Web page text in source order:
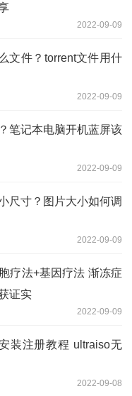
2022-09-09
文件？torrent文件用什
2022-09-09
笔记本电脑开机蓝屏该
2022-09-09
尺寸？图片大小如何调
2022-09-09
疗法+基因疗法 渐冻症
证实
2022-09-09
装注册教程 ultraiso无
2022-09-08